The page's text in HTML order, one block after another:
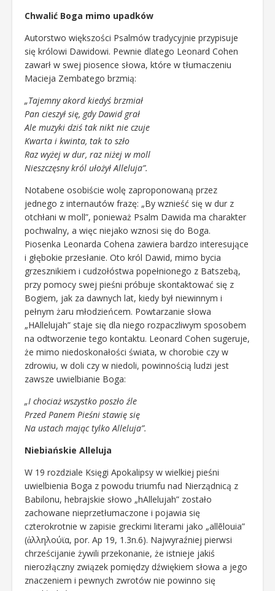
Chwalić Boga mimo upadków
Autorstwo większości Psalmów tradycyjnie przypisuje
się królowi Dawidowi. Pewnie dlatego Leonard Cohen
zawarł w swej piosence słowa, które w tłumaczeniu
Macieja Zembatego brzmią:
„Tajemny akord kiedyś brzmiał
Pan cieszył się, gdy Dawid grał
Ale muzyki dziś tak nikt nie czuje
Kwarta i kwinta, tak to szło
Raz wyżej w dur, raz niżej w moll
Nieszczęsny król ułożył Alleluja”.
Notabene osobiście wolę zaproponowaną przez
jednego z internautów frazę: „By wznieść się w dur z
otchłani w moll”, ponieważ Psalm Dawida ma charakter
pochwalny, a więc niejako wznosi się do Boga.
Piosenka Leonarda Cohena zawiera bardzo interesujące
i głębokie przesłanie. Oto król Dawid, mimo bycia
grzesznikiem i cudzołóstwa popełnionego z Batszebą,
przy pomocy swej pieśni próbuje skontaktować się z
Bogiem, jak za dawnych lat, kiedy był niewinnym i
pełnym żaru młodzieńcem. Powtarzanie słowa
„HAllelujah” staje się dla niego rozpaczliwym sposobem
na odtworzenie tego kontaktu. Leonard Cohen sugeruje,
że mimo niedoskonałości świata, w chorobie czy w
zdrowiu, w doli czy w niedoli, powinnością ludzi jest
zawsze uwielbianie Boga:
„I chociaż wszystko poszło źle
Przed Panem Pieśni stawię się
Na ustach mając tylko Alleluja”.
Niebiańskie Alleluja
W 19 rozdziale Księgi Apokalipsy w wielkiej pieśni
uwielbienia Boga z powodu triumfu nad Nierządnicą z
Babilonu, hebrajskie słowo „hAllelujah” zostało
zachowane nieprzetłumaczone i pojawia się
czterokrotnie w zapisie greckimi literami jako „allēlouia”
(ἀλληλούϊα, por. Ap 19, 1.3n.6). Najwyraźniej pierwsi
chrześcijanie żywili przekonanie, że istnieje jakiś
nierozłączny związek pomiędzy dźwiękiem słowa a jego
znaczeniem i pewnych zwrotów nie powinno się